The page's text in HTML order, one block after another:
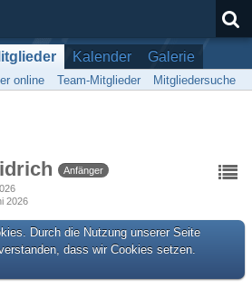
Kalender Galerie
online Team-Mitglieder Mitgliedersuche
Anfänger
2026
Durch die Nutzung unserer Seite
dass wir Cookies setzen.